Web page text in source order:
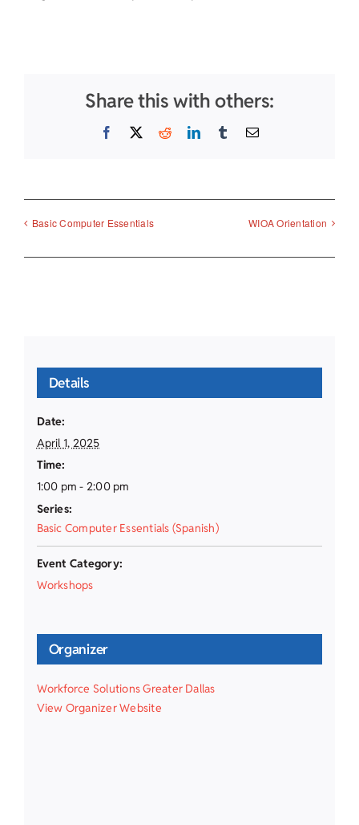
Share this with others:
Facebook
X RedditLinkedInTumblrEmail
Basic Computer Essentials WIOA Orientation
Details
Date:
April 1, 2025
Time:
1:00 pm - 2:00 pm
Series:
Basic Computer Essentials (Spanish)
Event Category:
Workshops
Organizer
Workforce Solutions Greater Dallas
View Organizer Website